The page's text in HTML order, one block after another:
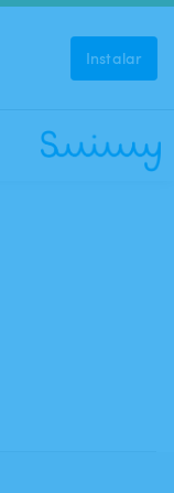
Instalar